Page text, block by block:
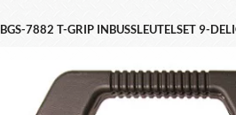
BGS-7882 T-GRIP INBUSSLEUTELSET 9-